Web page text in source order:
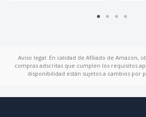
Aviso legal: En calidad de Afiliado de Amazon,
compras adscritas que cumplen los requisitos
disponibilidad están sujetos a cambios por